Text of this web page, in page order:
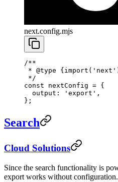
next.config.mjs
/**
* @type
*/
const nextConfig = {
  output:
'export' ,
};
Search
Cloud Solutions
Since the search functionality is
export works without configuration.